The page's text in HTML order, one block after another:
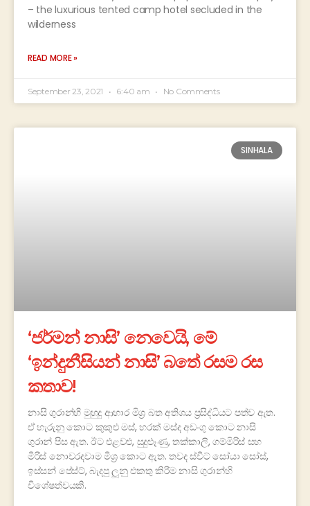
– the luxurious tented camp hotel secluded in the
wilderness
READ MORE »
September 23, 2021 6:40 am No Comments
SINHALA
‘ජර්මන් නාසි’ නෙවෙයි, මේ
‘ඉන්දුනීසියන් නාසි’ බතේ රසම රස
කතාව!
නාසි ගුරාන්හි මුහුදු ආහාර මිශ්‍ර බත අතිශය ප්‍රසිද්ධියට පත්ව ඇත.
ඒ හැරුනු කොට කුකුළු මස්, හරක් මස්ද අඩංගු කොට නාසි
ගුරාන් පිස ඇත. ඊට එළවළු, සුදුළූණු, තක්කාලි, ගම්මිරිස් සහ
මිරිස් නොවරදවාම මිශ්‍ර කොට ඇත. තවද ස්වීට් සෝයා සෝස්,
ඉස්සන් පේස්ට්, බැදපු ලූනු එකතු කිරීම නාසි ගුරාන්හි
විශේෂත්වයකි.